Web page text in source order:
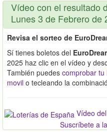
Vídeo con el resultado
Lunes 3 de Febrero de
Revisa el sorteo de
Sí tienes boletos del
2025 haz clic en el vídeo y
También puedes comprobar tu
movil o tecleando la
Vídeo
Suscríbete a